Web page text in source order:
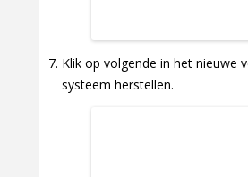
Klik op volgende in het nieuwe
systeem herstellen.